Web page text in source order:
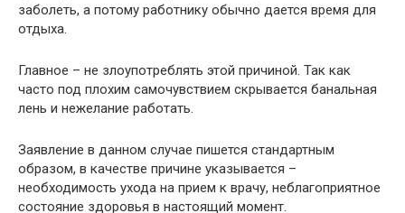
заболеть, а потому работнику обычно дается время для
отдыха.
Главное – не злоупотреблять этой причиной. Так как
часто под плохим самочувствием скрывается банальная
лень и нежелание работать.
Заявление в данном случае пишется стандартным
образом, в качестве причине указывается –
необходимость ухода на прием к врачу, неблагоприятное
состояние здоровья в настоящий момент.